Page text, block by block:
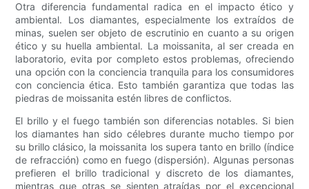
Otra diferencia fundamental radica en el impacto ético y
ambiental. Los diamantes, especialmente los extraídos de
minas, suelen ser objeto de escrutinio en cuanto a su origen
ético y su huella ambiental. La moissanita, al ser creada en
laboratorio, evita por completo estos problemas, ofreciendo
una opción con la conciencia tranquila para los consumidores
con conciencia ética. Esto también garantiza que todas las
piedras de moissanita estén libres de conflictos.
El brillo y el fuego también son diferencias notables. Si bien
los diamantes han sido célebres durante mucho tiempo por
su brillo clásico, la moissanita los supera tanto en brillo (índice
de refracción) como en fuego (dispersión). Algunas personas
prefieren el brillo tradicional y discreto de los diamantes,
mientras que otras se sienten atraídas por el excepcional